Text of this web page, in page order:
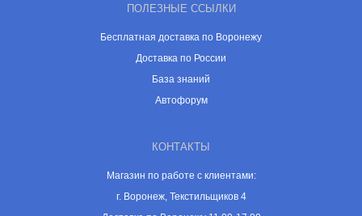
ПОЛЕЗНЫЕ ССЫЛКИ
Бесплатная доставка по Воронежу
Доставка по России
База знаний
Автофорум
КОНТАКТЫ
Магазин по работе с клиентами:
г. Воронеж, Текстильщиков 4